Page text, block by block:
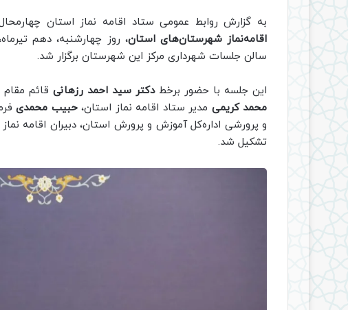
به گزارش روابط عمومی ستاد اقامه نماز استان
اقامه‌نماز شهرستان‌‌های استان، روز چهارشنبه، دهم
سالن جلسات شهرداری مرکز این شهرستان برگزار شد.
این جلسه با حضور برخطدکتر سید احمد رزهانی قائم مقام
محمد کریمی مدیر ستاد اقامه نماز استان،حبیب محمدی
و پرورشی اداره‌کل آموزش و پرورش استان، دبیران اقامه
تشکیل شد.